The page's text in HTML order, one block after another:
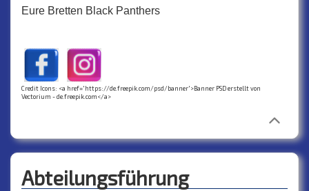
Eure Bretten Black Panthers
Credit Icons: <a href='https://de.freepik.com/psd/banner'>Banner PSD erstellt von
Vectorium - de.freepik.com</a>
Abteilungsführung